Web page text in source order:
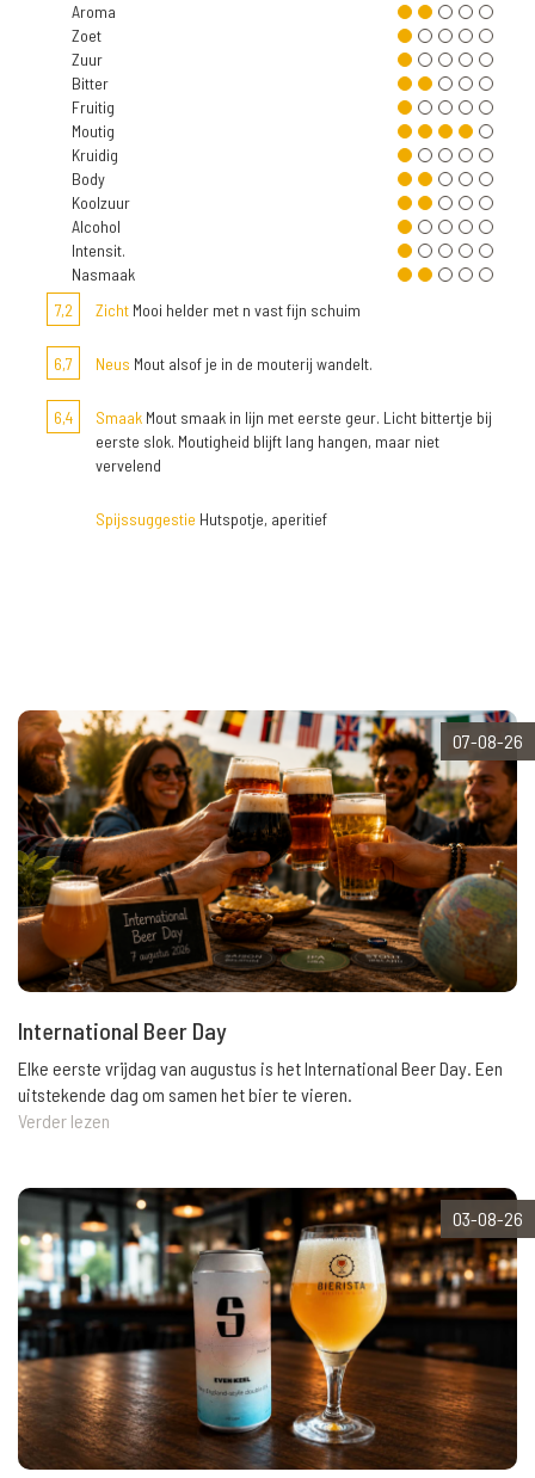
Aroma
Zoet
Zuur
Bitter
Fruitig
Moutig
Kruidig
Body
Koolzuur
Alcohol
Intensit.
Nasmaak
7,2
Zicht Mooi helder met n vast fijn schuim
6,7 Neus Mout alsof je in de mouterij wandelt.
6,4 Smaak Mout smaak in lijn met eerste geur. Licht bittertje bij
eerste slok. Moutigheid blijft lang hangen, maar niet
vervelend
Spijssuggestie Hutspotje, aperitief
07-08-26
International Beer Day
Elke eerste vrijdag van augustus is het International Beer Day. Een
uitstekende dag om samen het bier te vieren.
Verder lezen
03-08-26